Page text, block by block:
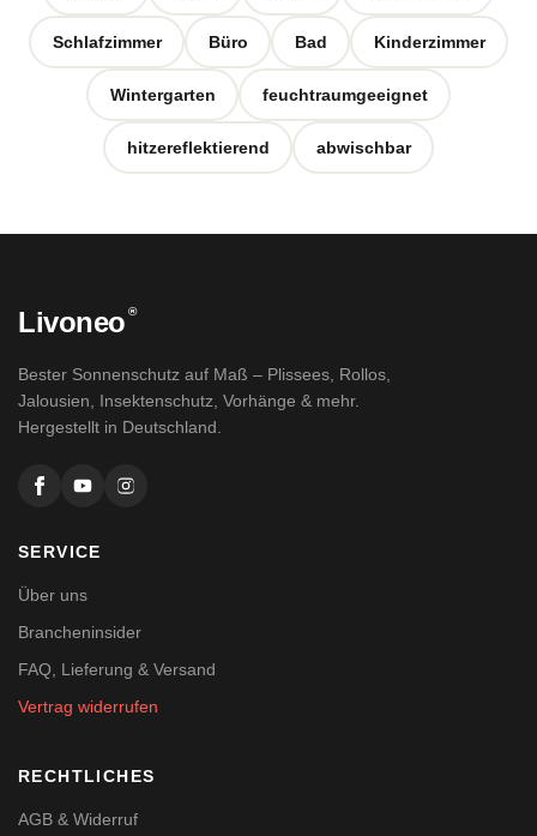
Schlafzimmer Büro Bad Kinderzimmer
Wintergarten feuchtraumgeeignet
hitzereflektierend abwischbar
Livoneo ®
Bester Sonnenschutz auf Maß – Plissees, Rollos,
Jalousien, Insektenschutz, Vorhänge & mehr.
Hergestellt in Deutschland.
SERVICE
Über uns
Brancheninsider
FAQ, Lieferung & Versand
Vertrag widerrufen
RECHTLICHES
AGB & Widerruf